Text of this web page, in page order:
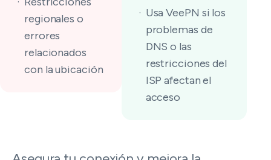
regionales o
errores
relacionados
con la ubicación
Usa VeePN si los
problemas de
DNS o las
restricciones del
ISP afectan el
acceso